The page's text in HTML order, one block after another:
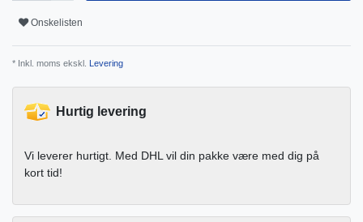
Onskelisten
* Inkl. moms ekskl. Levering
Hurtig levering
Vi leverer hurtigt. Med DHL vil din pakke være med dig på
kort tid!